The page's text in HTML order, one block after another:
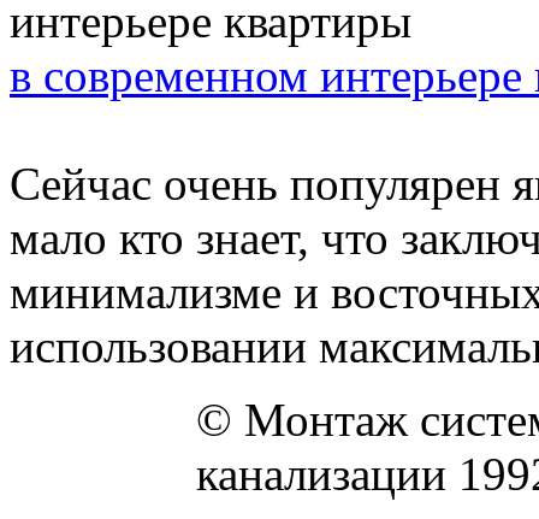
в современном интерьере
Сейчас очень популярен
мало кто знает, что
минимализме и
использовании
© Монтаж
канализации